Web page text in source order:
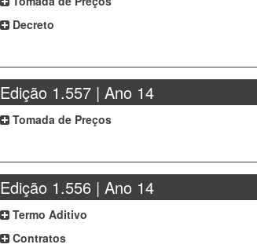
Decreto
Edição 1.557 | Ano 14
Tomada de Preços
Edição 1.556 | Ano 14
Termo Aditivo
Contratos